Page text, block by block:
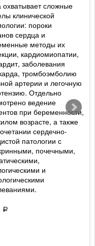
охватывает сложные
клинической
пороки
сердца и
методы их
кардиомиопатии,
заболевания
тромбоэмболию
артерии и легочную
Отдельно
ведение
при беременности,
возрасте, а также
сердечно-
патологии с
почечными,
и
Р